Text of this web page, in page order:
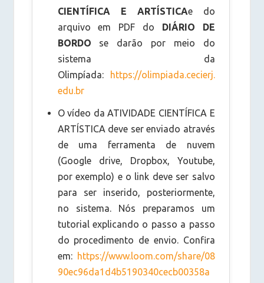
CIENTÍFICA E ARTÍSTICAe do
arquivo em PDF do DIÁRIO DE
BORDO se darão por meio do
sistema da
Olimpíada:
https://olimpiada.cecierj.
edu.br
O vídeo da ATIVIDADE CIENTÍFICA E
ARTÍSTICA deve ser enviado através
de uma ferramenta de nuvem
(Google drive, Dropbox, Youtube,
por exemplo) e o link deve ser salvo
para ser inserido, posteriormente,
no sistema. Nós preparamos um
tutorial explicando o passo a passo
do procedimento de envio. Confira
em: https://www.loom.com/share/08
90ec96da1d4b5190340cecb00358a